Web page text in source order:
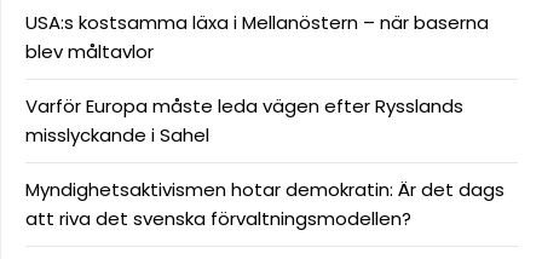
USA:s kostsamma läxa i Mellanöstern – när baserna
blev måltavlor
Varför Europa måste leda vägen efter Rysslands
misslyckande i Sahel
Myndighetsaktivismen hotar demokratin: Är det dags
att riva det svenska förvaltningsmodellen?